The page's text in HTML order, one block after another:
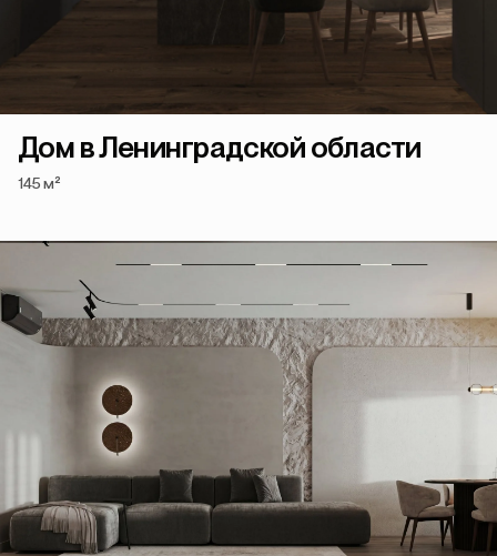
Дом в Ленинградской области
145 м²